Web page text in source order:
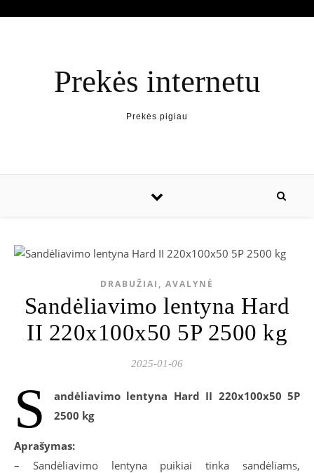
Prekės internetu
Prekės pigiau
DRABUŽIAI, AVALYNĖ
Sandėliavimo lentyna Hard
II 220x100x50 5P 2500 kg
2025-01-06
S
andėliavimo lentyna Hard II 220x100x50 5P
2500 kg
Aprašymas:
– Sandėliavimo lentyna puikiai tinka sandėliams,